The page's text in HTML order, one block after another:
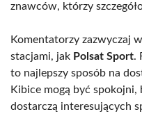
znawców, którzy
Komentatorzy zazwyczaj
stacjami, jak Polsat Sport.
to najlepszy sposób na
Kibice mogą być spokojni,
dostarczą interesujących